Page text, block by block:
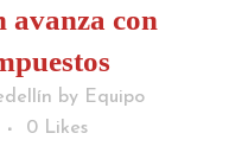
avanza con
by Equipo
0 Likes